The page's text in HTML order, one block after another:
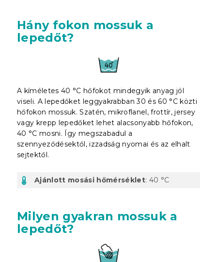
Hány fokon mossuk a
lepedőt?
A kíméletes 40 °C hőfokot mindegyik anyag jól
viseli. A lepedőket leggyakrabban 30 és 60 °C közti
hőfokon mossuk. Szatén, mikroflanel, frottír, jersey
vagy krepp lepedőket lehet alacsonyabb hőfokon,
40 °C mosni. Így megszabadul a
szennyeződésektől, izzadság nyomai és az elhalt
sejtektől.
Ajánlott mosási hőmérséklet: 40 °C
Milyen gyakran mossuk a
lepedőt?